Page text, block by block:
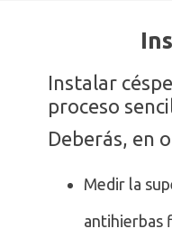
Instalar
proceso
Deberás, en
Medir la
antihierbas